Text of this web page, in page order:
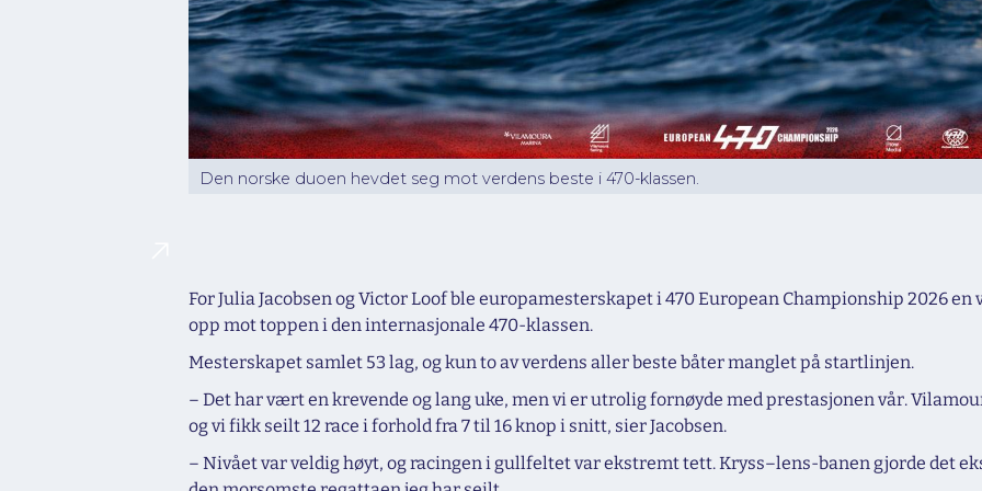
Den norske duoen hevdet seg mot verdens beste i 470-klassen.
For Julia Jacobsen og Victor Loof ble europamesterskapet i 470 European Championship 2026
opp mot toppen i den internasjonale 470-klassen.
Mesterskapet samlet 53 lag, og kun to av verdens aller beste båter manglet på startlinjen.
– Det har vært en krevende og lang uke, men vi er utrolig fornøyde med prestasjonen vår.
og vi fikk seilt 12 race i forhold fra 7 til 16 knop i snitt, sier Jacobsen.
– Nivået var veldig høyt, og racingen i gullfeltet var ekstremt tett. Kryss–lens-banen gjorde det